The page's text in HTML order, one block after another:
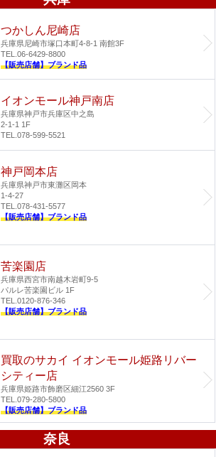
つかしん尼崎店
兵庫県尼崎市塚口本町4-8-1 南館3F
TEL.06-6429-8800
【販売店舗】ブランド品
イオンモール神戸南店
兵庫県神戸市兵庫区中之島
2-1-1 1F
TEL.078-599-5521
神戸岡本店
兵庫県神戸市東灘区岡本
1-4-27
TEL.078-431-5577
【販売店舗】ブランド品
苦楽園店
兵庫県西宮市南越木岩町9-5
パルレ苦楽園ビル 1F
TEL.0120-876-346
【販売店舗】ブランド品
買取のサカイ イオンモール姫路リバー
シティー店
兵庫県姫路市飾磨区細江2560 3F
TEL.079-280-5800
【販売店舗】ブランド品
奈良